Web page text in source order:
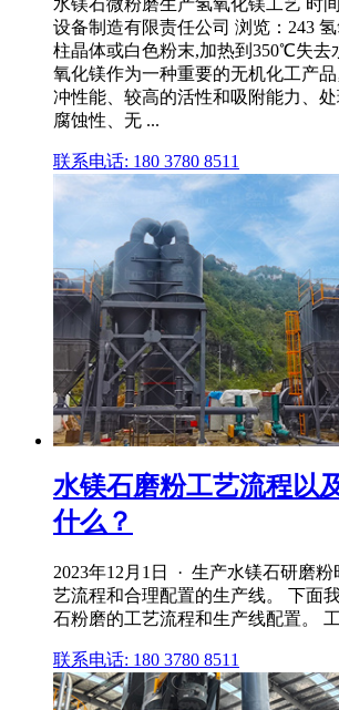
设备制造有限责任公司 浏览：243
柱晶体或白色粉末,加热到350℃失去
氧化镁作为一种重要的无机化工产
冲性能、较高的活性和吸附能力、
腐蚀性、无 ...
联系电话: 180 3780 8511
水镁石磨粉工艺流程以
什么？
2023年12月1日 · 生产水镁石研磨
艺流程和合理配置的生产线。 下面
石粉磨的工艺流程和生产线配置。
联系电话: 180 3780 8511